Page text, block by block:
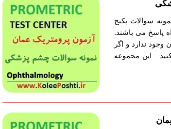
سوالات پکیج
سوالات به همراه پاسخ می باشند.
ندارد و اگر
این مجموعه